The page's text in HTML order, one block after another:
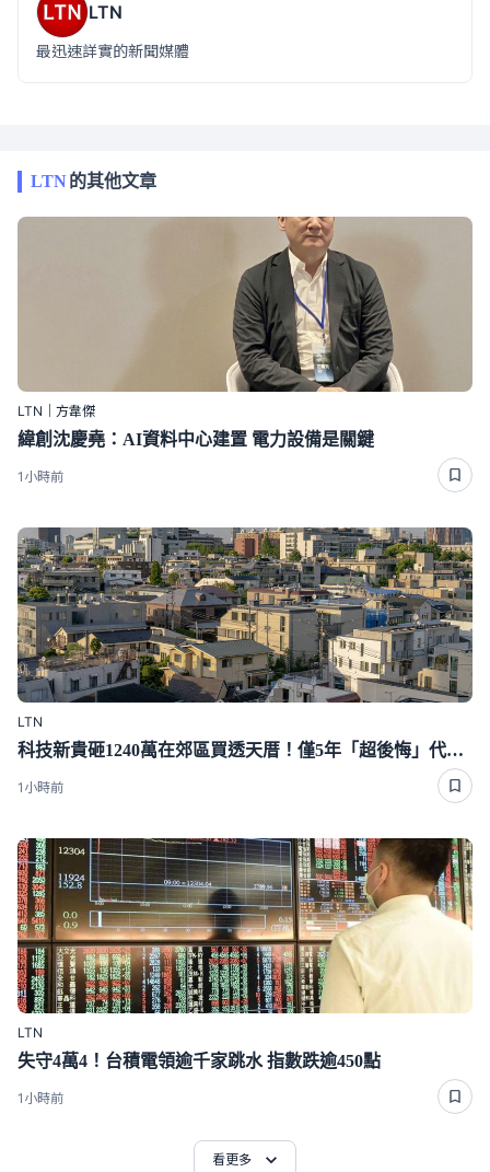
LTN
最迅速詳實的新聞媒體
LTN的其他文章
LTN｜方韋傑
緯創沈慶堯：AI資料中心建置 電力設備是關鍵
1小時前
LTN
科技新貴砸1240萬在郊區買透天厝！僅5年「超後悔」代價曝
1小時前
LTN
失守4萬4！台積電領逾千家跳水 指數跌逾450點
1小時前
看更多